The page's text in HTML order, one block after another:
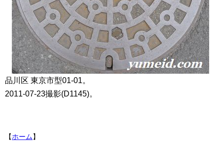
品川区 東京市型01-01。
2011-07-23撮影(D1145)。
【ホーム】